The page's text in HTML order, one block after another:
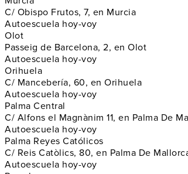
C/ Obispo Frutos, 7, en Murcia
Autoescuela hoy-voy
Olot
Passeig de Barcelona, 2, en Olot
Autoescuela hoy-voy
Orihuela
C/ Mancebería, 60, en Orihuela
Autoescuela hoy-voy
Palma Central
C/ Alfons el Magnànim 11, en Palma De
Autoescuela hoy-voy
Palma Reyes Católicos
C/ Reis Catòlics, 80, en Palma De
Autoescuela hoy-voy